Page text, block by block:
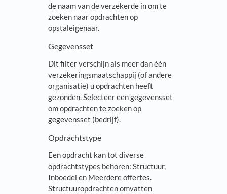
de naam van de verzekerde in om te
zoeken naar opdrachten op
opstaleigenaar.
Gegevensset
Dit filter verschijn als meer dan één
verzekeringsmaatschappij (of andere
organisatie) u opdrachten heeft
gezonden. Selecteer een gegevensset
om opdrachten te zoeken op
gegevensset (bedrijf).
Opdrachtstype
Een opdracht kan tot diverse
opdrachtstypes behoren: Structuur,
Inboedel en Meerdere offertes.
Structuuropdrachten omvatten